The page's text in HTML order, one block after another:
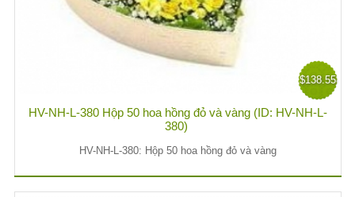
$138.55
HV-NH-L-380 Hộp 50 hoa hồng đỏ và vàng (ID: HV-NH-L-
380)
HV-NH-L-380: Hộp 50 hoa hồng đỏ và vàng